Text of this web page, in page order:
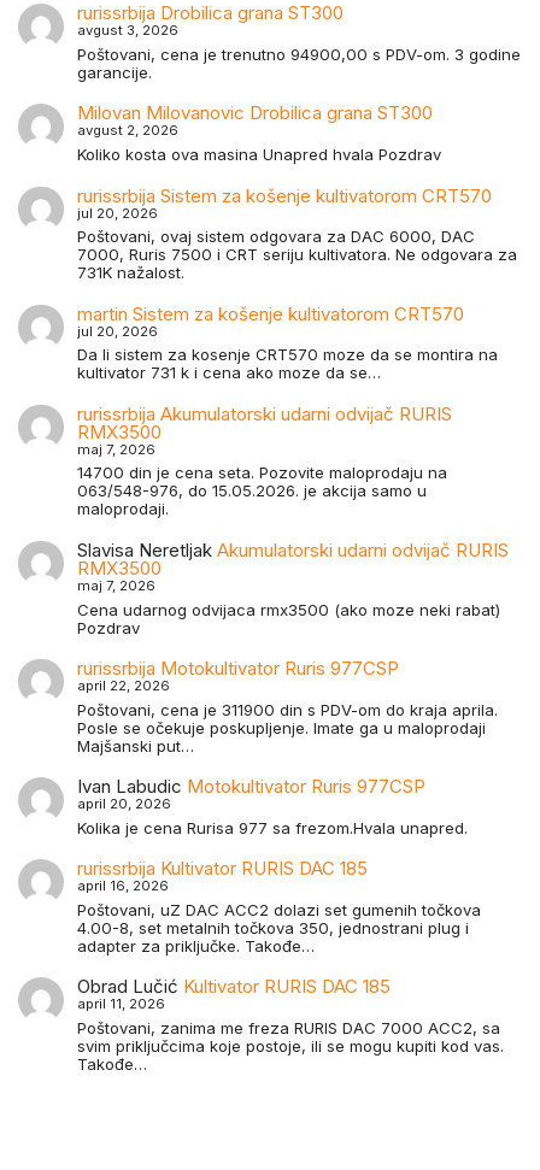
rurissrbija Drobilica grana ST300
avgust 3, 2026
Poštovani, cena je trenutno 94900,00 s PDV-om. 3 godine
garancije.
Milovan Milovanovic Drobilica grana ST300
avgust 2, 2026
Koliko kosta ova masina Unapred hvala Pozdrav
rurissrbija Sistem za košenje kultivatorom CRT570
jul 20, 2026
Poštovani, ovaj sistem odgovara za DAC 6000, DAC
7000, Ruris 7500 i CRT seriju kultivatora. Ne odgovara za
731K nažalost.
martin Sistem za košenje kultivatorom CRT570
jul 20, 2026
Da li sistem za kosenje CRT570 moze da se montira na
kultivator 731 k i cena ako moze da se…
rurissrbija Akumulatorski udarni odvijač RURIS
RMX3500
maj 7, 2026
14700 din je cena seta. Pozovite maloprodaju na
063/548-976, do 15.05.2026. je akcija samo u
maloprodaji.
Slavisa Neretljak Akumulatorski udarni odvijač RURIS
RMX3500
maj 7, 2026
Cena udarnog odvijaca rmx3500 (ako moze neki rabat)
Pozdrav
rurissrbija Motokultivator Ruris 977CSP
april 22, 2026
Poštovani, cena je 311900 din s PDV-om do kraja aprila.
Posle se očekuje poskupljenje. Imate ga u maloprodaji
Majšanski put…
Ivan Labudic Motokultivator Ruris 977CSP
april 20, 2026
Kolika je cena Rurisa 977 sa frezom.Hvala unapred.
rurissrbija Kultivator RURIS DAC 185
april 16, 2026
Poštovani, uZ DAC ACC2 dolazi set gumenih točkova
4.00-8, set metalnih točkova 350, jednostrani plug i
adapter za priključke. Takođe…
Obrad Lučić Kultivator RURIS DAC 185
april 11, 2026
Poštovani, zanima me freza RURIS DAC 7000 ACC2, sa
svim priključcima koje postoje, ili se mogu kupiti kod vas.
Takođe…